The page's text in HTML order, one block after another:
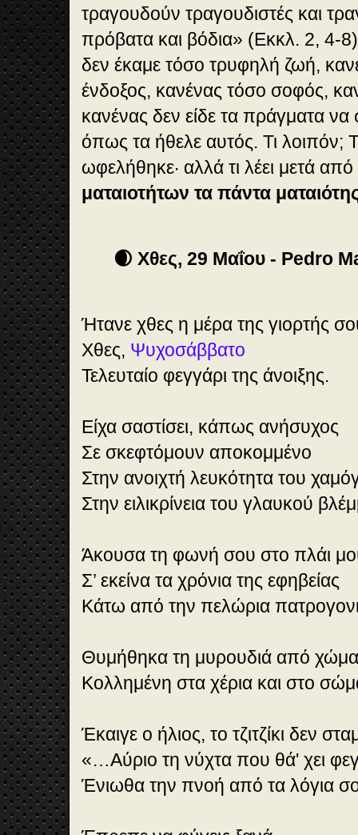
τραγουδούν τραγουδιστές και
πρόβατα και βόδια» (Εκκλ. 2, 4-
δεν έκαμε τόσο τρυφηλή ζωή,
ένδοξος, κανένας τόσο σοφός,
κανένας δεν είδε τα πράγματα
όπως τα ήθελε αυτός. Τι λοιπόν;
ωφελήθηκε· αλλά τι λέει μετά
ματαιοτήτων τα πάντα
🌒 Χθες, 29 Μαΐου - Pedro
Ήτανε χθες η μέρα της γιορτής
Χθες, Ψυχοσάββατο
Τελευταίο φεγγάρι της άνοιξης.
Είχα σαστίσει, κάπως ανήσυχος
Σε σκεφτόμουν αποκομμένο
Στην ανοιχτή λευκότητα του
Στην ειλικρίνεια του γλαυκού
Άκουσα τη φωνή σου στο πλάι
Σ’ εκείνα τα χρόνια της εφηβείας
Κάτω από την πελώρια
Θυμήθηκα τη μυρουδιά από
Κολλημένη στα χέρια και στο
Έκαιγε ο ήλιος, το τζιτζίκι δεν
«…Αύριο τη νύχτα που θά' χει
Ένιωθα την πνοή από τα λόγια